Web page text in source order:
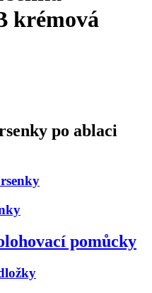
krémová
po ablaci
pomůcky